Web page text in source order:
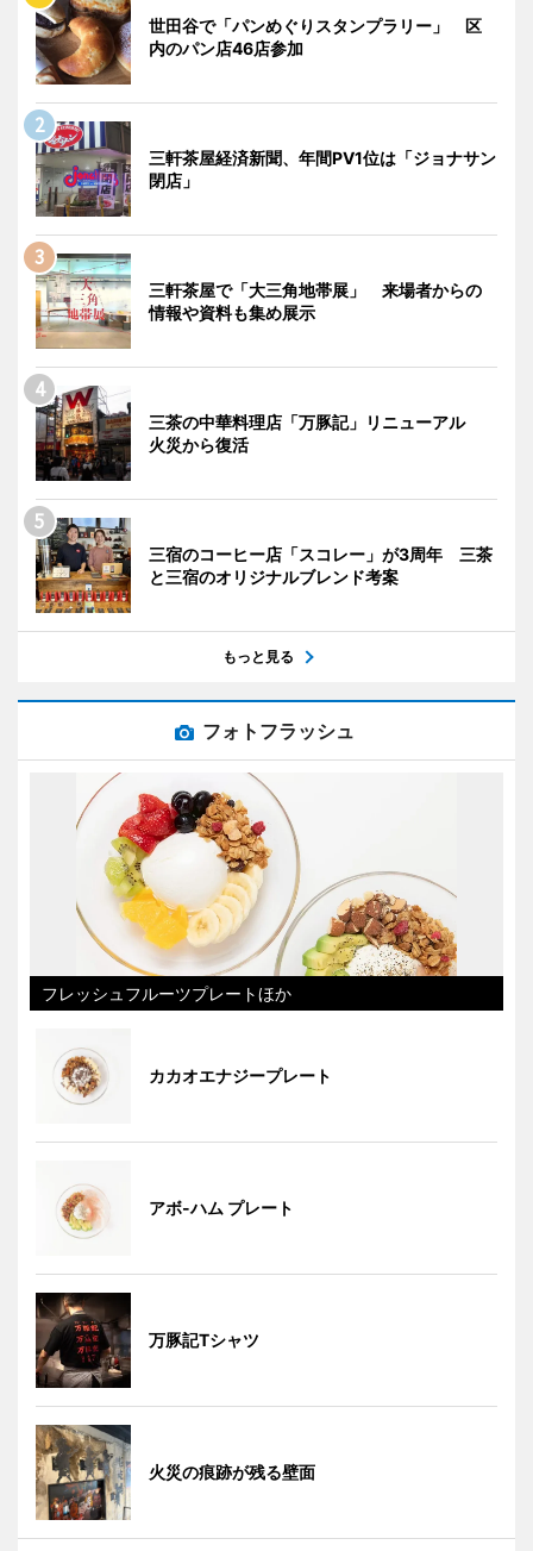
世田谷で「パンめぐりスタンプラリー」 区
内のパン店46店参加
三軒茶屋経済新聞、年間PV1位は「ジョナサン
閉店」
三軒茶屋で「大三角地帯展」 来場者からの
情報や資料も集め展示
三茶の中華料理店「万豚記」リニューアル
火災から復活
三宿のコーヒー店「スコレー」が3周年 三茶
と三宿のオリジナルブレンド考案
もっと見る
フォトフラッシュ
フレッシュフルーツプレートほか
カカオエナジープレート
アボ-ハム プレート
万豚記Tシャツ
火災の痕跡が残る壁面